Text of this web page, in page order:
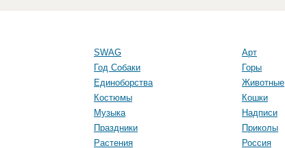
SWAG Арт
Год Собаки Горы
Единоборства Животные
Костюмы Кошки
Музыка Надписи
Праздники Приколы
Растения Россия